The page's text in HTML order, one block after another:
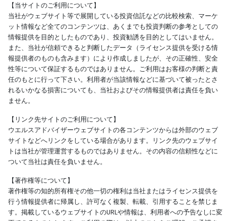
【当サイトのご利用について】
当社がウェブサイト等で展開している投資信託などの比較検索、マーケ
ット情報など全てのコンテンツは、あくまでも投資判断の参考としての
情報提供を目的としたものであり、投資勧誘を目的としてはいません。
また、当社が信頼できると判断したデータ（ライセンス提供を受ける情
報提供者のものも含みます）により作成しましたが、その正確性、安全
性等について保証するものではありません。ご利用はお客様の判断と責
任のもとに行って下さい。利用者が当該情報などに基づいて被ったとさ
れるいかなる損害についても、当社およびその情報提供者は責任を負い
ません。
【リンク先サイトのご利用について】
ウエルスアドバイザーウェブサイトの各コンテンツからは外部のウェブ
サイトなどへリンクをしている場合があります。リンク先のウェブサイ
トは当社が管理運営するものではありません。その内容の信頼性などに
ついて当社は責任を負いません。
【著作権等について】
著作権等の知的所有権その他一切の権利は当社またはライセンス提供を
行う情報提供者に帰属し、許可なく複製、転載、引用することを禁じま
す。掲載しているウェブサイトのURLや情報は、利用者への予告なしに変